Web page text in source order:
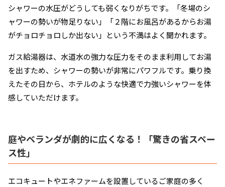
シャワーの水圧がどうしても弱くなりがちです。「冬場のシ
ャワーの勢いが物足りない」「２階にお風呂があるからお湯
がチョロチョロしか出ない」という不満はよく聞かれます。
ガス給湯器は、水道水の強力な圧力をそのまま利用してお湯
を出すため、シャワーの勢いが非常にパワフルです。乗り換
えたその日から、ホテルのような快適で力強いシャワーを体
感していただけます。
庭やベランダが劇的に広くなる！「驚きの省スペー
ス性」
エコキュートやエネファームを設置しているご家庭の多く